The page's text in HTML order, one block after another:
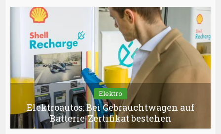
Elektro
Elektroautos: Bei Gebrauchtwagen auf
Batterie-Zertifikat bestehen